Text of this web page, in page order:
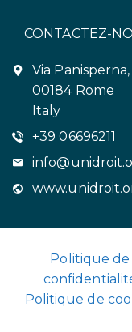
CONTACTEZ-
Via
00184 Rome
Italy
+39 06696211
Politique de
Politique de